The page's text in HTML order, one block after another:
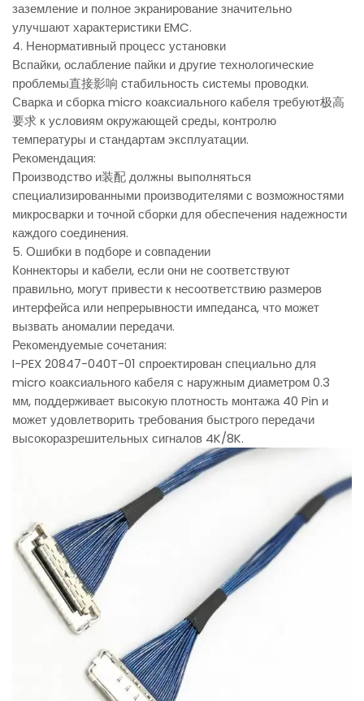
заземление и полное экранирование значительно
улучшают характеристики EMC.
4. Ненормативный процесс установки
Вспайки, ослабление пайки и другие технологические
проблемы直接影响 стабильность системы проводки.
Сварка и сборка micro коаксиального кабеля требуют极高
要求 к условиям окружающей среды, контролю
температуры и стандартам эксплуатации.
Рекомендация:
Производство и装配 должны выполняться
специализированными производителями с возможностями
микросварки и точной сборки для обеспечения надежности
каждого соединения.
5. Ошибки в подборе и совпадении
Коннекторы и кабели, если они не соответствуют
правильно, могут привести к несоответствию размеров
интерфейса или непрерывности импеданса, что может
вызвать аномалии передачи.
Рекомендуемые сочетания:
I-PEX 20847-040T-01 спроектирован специально для
micro коаксиального кабеля с наружным диаметром 0.3
мм, поддерживает высокую плотность монтажа 40 Pin и
может удовлетворить требования быстрого передачи
высокоразрешительных сигналов 4K/8K.